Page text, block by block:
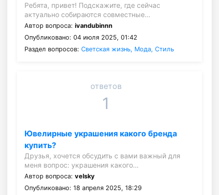
Ребята, привет! Подскажите, где сейчас
актуально собираются совместные…
Автор вопроса: ivandubinnn
Опубликовано: 04 июля 2025, 01:42
Раздел вопросов: Светская жизнь, Мода, Стиль
ответов
1
Ювелирные украшения какого бренда
купить?
Друзья, хочется обсудить с вами важный для
меня вопрос: украшения какого…
Автор вопроса: velsky
Опубликовано: 18 апреля 2025, 18:29